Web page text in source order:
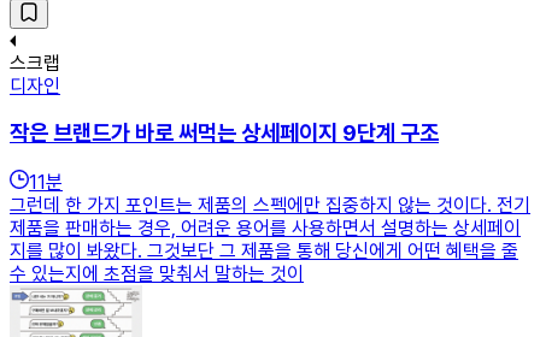
스크랩
디자인
작은 브랜드가 바로 써먹는 상세페이지 9단계 구조
11분
그런데 한 가지 포인트는 제품의 스펙에만 집중하지 않는 것이다. 전기
제품을 판매하는 경우, 어려운 용어를 사용하면서 설명하는 상세페이
지를 많이 봐왔다. 그것보단 그 제품을 통해 당신에게 어떤 혜택을 줄
수 있는지에 초점을 맞춰서 말하는 것이